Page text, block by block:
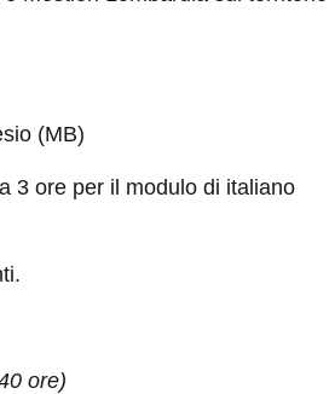
(MB)
3 ore per il modulo di italiano
ore)